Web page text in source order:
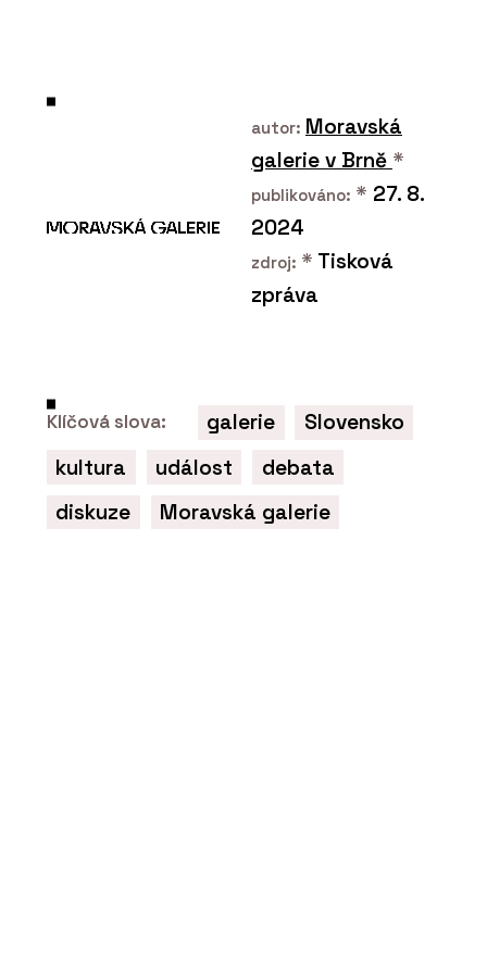
Tropická džungle pod
střechou: jak mění
architekturu zelená atria
autor: Moravská
galerie v Brně *
publikováno: * 27. 8.
2024
zdroj: * Tisková
zpráva
Klíčová slova: galerie
Slovensko
kultura
událost
debata
diskuze
Moravská galerie